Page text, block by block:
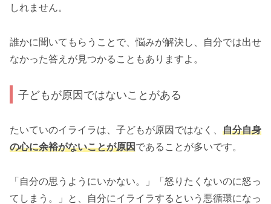
しれません。
誰かに聞いてもらうことで、悩みが解決し、自分では出せ
なかった答えが見つかることもありますよ。
子どもが原因ではないことがある
たいていのイライラは、子どもが原因ではなく、 自分自身
の心に余裕がないことが原因であることが多いです。
「自分の思うようにいかない。」「怒りたくないのに怒っ
てしまう。」と、自分にイライラするという悪循環になっ